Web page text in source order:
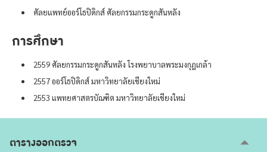
ศัลยแพทย์ออร์โธปิดิกส์ ศัลยกรรมกระดูกสันหลัง
การศึกษา
2559 ศัลยกรรมกระดูกสันหลัง โรงพยาบาลพระมงกุฎเกล้า
2557 ออร์โธปิดิกส์ มหาวิทยาลัยเชียงใหม่
2553 แพทยศาสตรบัณฑิต มหาวิทยาลัยเชียงใหม่
ตารางออกตรวจ